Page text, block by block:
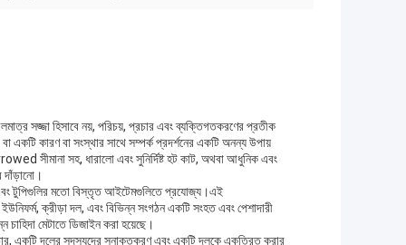
সজ্জা হিসাবে নয়, পরিচয়, প্রচার এবং ব্যক্তিগতকরণের প্রতীক
একটি কারণ বা সংস্থার সাথে সম্পর্ক প্রদর্শনের একটি অনন্য উপায়
সীমানা সহ, ধারালো এবং সুনির্দিষ্ট হট কাট, অথবা আধুনিক এবং
দাঁড়ানো।
এবং টুপিগুলির মতো বিস্তৃত আইটেমগুলিতে প্রযোজ্য।এই
ক্রীড়া দল, এবং বিভিন্ন সংগঠন একটি সংহত এবং পেশাদারী
মেটাতে ডিজাইন করা হয়েছে।
একটি দলের সদস্যদের সনাক্তকরণ এবং একটি দলকে একত্রিত করার